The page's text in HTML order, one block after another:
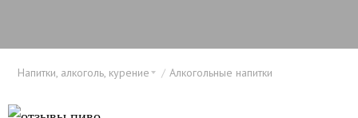
Напитки, алкоголь, курение Алкогольные напитки